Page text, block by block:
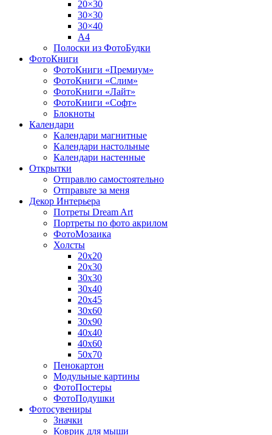
20×30
30×30
30×40
A4
Полоски из ФотоБудки
ФотоКниги
ФотоКниги «Премиум»
ФотоКниги «Слим»
ФотоКниги «Лайт»
ФотоКниги «Софт»
Блокноты
Календари
Календари магнитные
Календари настольные
Календари настенные
Открытки
Отправлю самостоятельно
Отправьте за меня
Декор Интерьера
Потреты Dream Art
Портреты по фото акрилом
ФотоМозаика
Холсты
20х20
20х30
30х30
30х40
20х45
30х60
30х90
40х40
40х60
50х70
Пенокартон
Модульные картины
ФотоПостеры
ФотоПодушки
Фотоcувениры
Значки
Коврик для мыши